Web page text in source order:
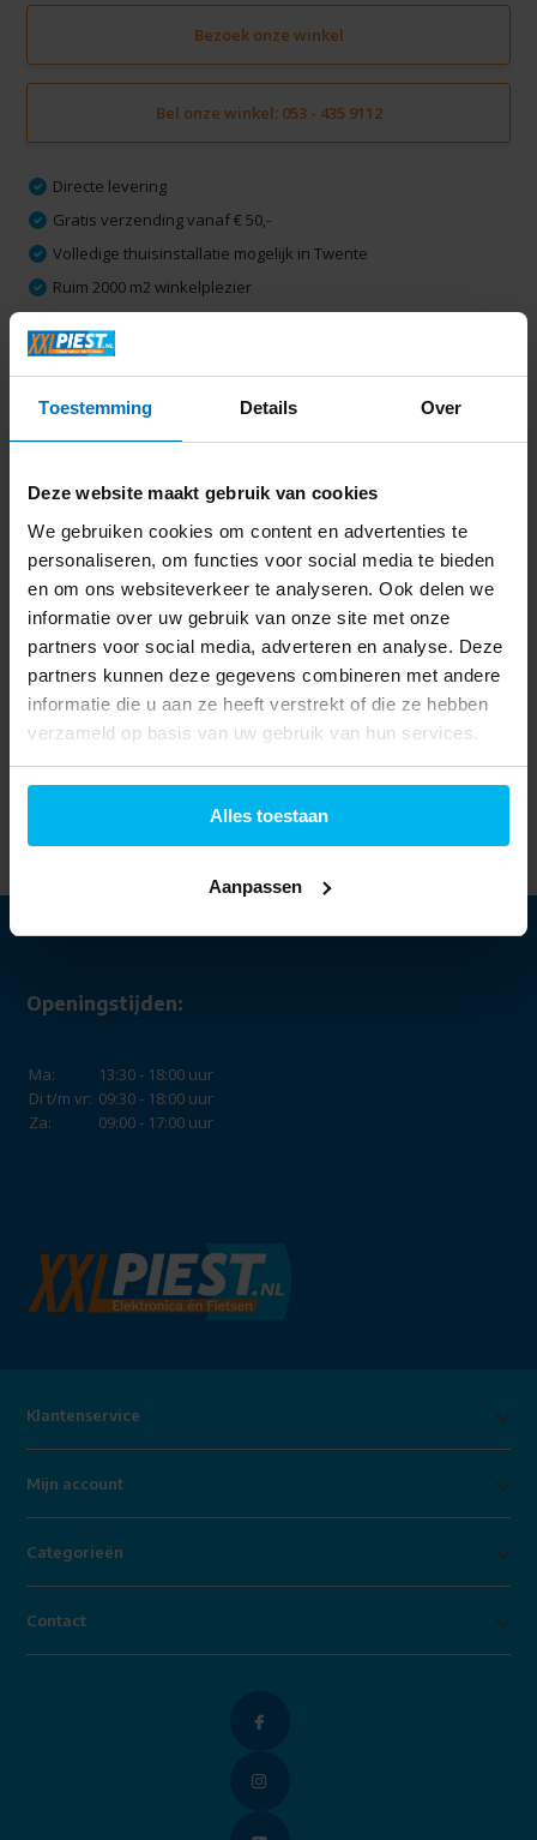
Toestemming Details Over
Deze website maakt gebruik van cookies
We gebruiken cookies om content en advertenties te
personaliseren, om functies voor social media te bieden
en om ons websiteverkeer te analyseren. Ook delen we
informatie over uw gebruik van onze site met onze
partners voor social media, adverteren en analyse. Deze
partners kunnen deze gegevens combineren met andere
informatie die u aan ze heeft verstrekt of die ze hebben
verzameld op basis van uw gebruik van hun services.
Alles toestaan
Aanpassen
Bezoek onze winkel
Bel onze winkel: 053 - 435 9112
Directe levering
Gratis verzending vanaf € 50,-
Volledige thuisinstallatie mogelijk in Twente
Ruim 2000 m2 winkelplezier
Productomschrijving
Laatst bekeken
De'Longhi
ECAM290.22.B
379,-
Openingstijden:
Ma:
13:30 - 18:00 uur
Di t/m vr: 09:30 - 18:00 uur
Za:
09:00 - 17:00 uur
Klantenservice
Mijn account
Categorieën
Contact